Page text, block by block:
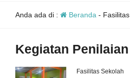
Anda ada di : Beranda - Fasilitas
Kegiatan Penilaian
Fasilitas Sekolah